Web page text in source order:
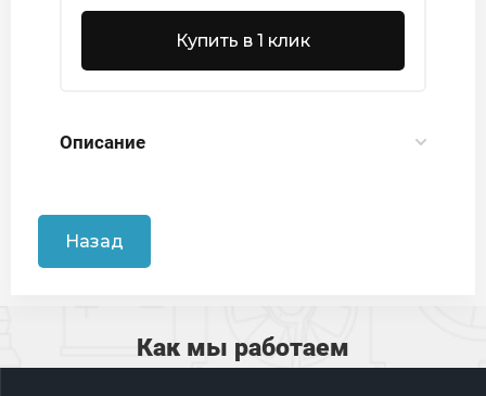
Купить в 1 клик
Описание
Назад
Как мы работаем